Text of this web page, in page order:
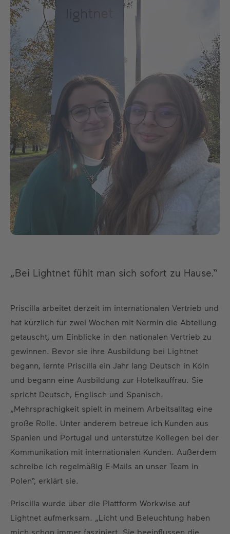
„Bei Lightnet fühlt man sich sofort zu Hause.“
Priscilla arbeitet derzeit im internationalen Vertrieb und
hat kürzlich für zwei Wochen mit Nermin die Abteilung
getauscht, um Einblicke in den nationalen Vertrieb zu
gewinnen. Bevor sie ihre Ausbildung bei Lightnet
begann, lernte Priscilla ein Jahr lang Deutsch in Köln
und begann eine Ausbildung zur Hotelkauffrau. Sie
spricht Deutsch, Englisch und Spanisch.
„Mehrsprachigkeit spielt in meinem Arbeitsalltag eine
große Rolle. Unter anderem betreue ich Kunden aus
Spanien und Portugal und unterstütze Kollegen bei der
Kommunikation mit internationalen Kunden. Außerdem
schreibe ich regelmäßig E-Mails an unser Team in
Polen“, erklärt sie.
Priscilla wurde über die Plattform Workwise auf
Lightnet aufmerksam. „Licht und Beleuchtung haben
mich schon immer fasziniert. Sie beeinflussen die